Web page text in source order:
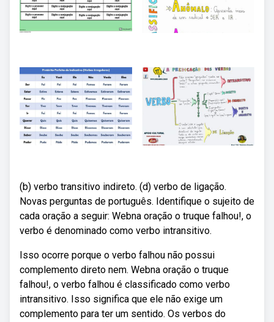
(b) verbo transitivo indireto. (d) verbo de ligação.
Novas perguntas de português. Identifique o sujeito de
cada oração a seguir: Webna oração o truque falhou!, o
verbo é denominado como verbo intransitivo.
Isso ocorre porque o verbo falhou não possui
complemento direto nem. Webna oração o truque
falhou!, o verbo falhou é classificado como verbo
intransitivo. Isso significa que ele não exige um
complemento para ter um sentido. Os verbos do